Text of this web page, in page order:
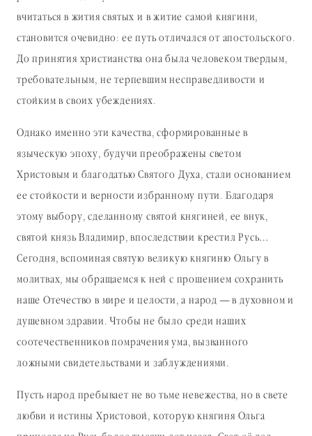
вчитаться в жития святых и в житие самой княгини,
становится очевидно: ее путь отличался от апостольского.
До принятия христианства она была человеком твердым,
требовательным, не терпевшим несправедливости и
стойким в своих убеждениях.
Однако именно эти качества, сформированные в
языческую эпоху, будучи преображены светом
Христовым и благодатью Святого Духа, стали основанием
ее стойкости и верности избранному пути. Благодаря
этому выбору, сделанному святой княгиней, ее внук,
святой князь Владимир, впоследствии крестил Русь…
Сегодня, вспоминая святую великую княгиню Ольгу в
молитвах, мы обращаемся к ней с прошением сохранить
наше Отечество в мире и целости, а народ — в духовном и
душевном здравии. Чтобы не было среди наших
соотечественников помрачения ума, вызванного
ложными свидетельствами и заблуждениями.
Пусть народ пребывает не во тьме невежества, но в свете
любви и истины Христовой, которую княгиня Ольга